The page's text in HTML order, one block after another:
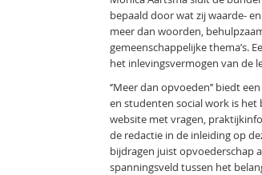
bepaald door wat zij waarde-
meer dan woorden,
gemeenschappelijke thema’s.
het inlevingsvermogen van de
‘’Meer dan opvoeden’’ biedt
en studenten social work is
website met vragen,
de redactie in de inleiding op
bijdragen juist opvoederschap
spanningsveld tussen het